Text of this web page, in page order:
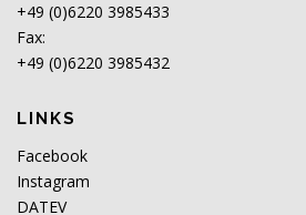
+49 (0)6220 3985433
Fax:
+49 (0)6220 3985432
LINKS
Facebook
Instagram
DATEV